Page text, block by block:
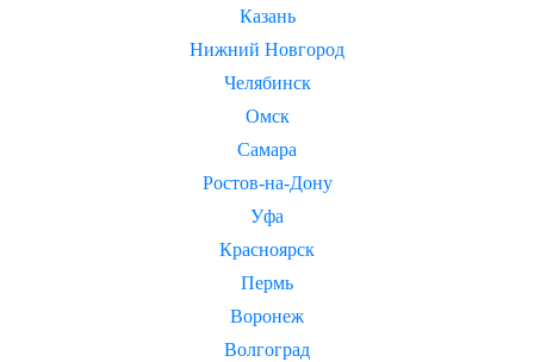
Казань
Нижний Новгород
Челябинск
Омск
Самара
Ростов-на-Дону
Уфа
Красноярск
Пермь
Воронеж
Волгоград